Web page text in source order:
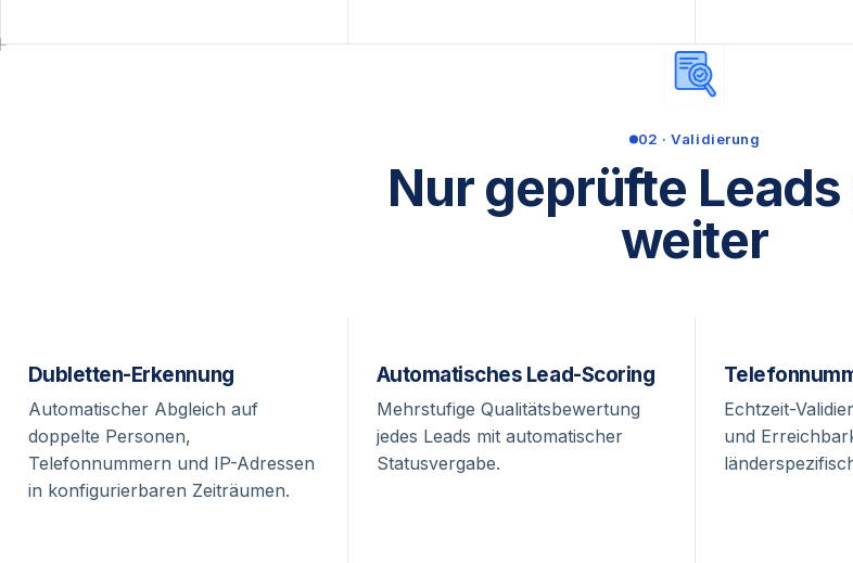
02 · Validierung
Nur geprüfte
weiter
Dubletten-Erkennung
Automatischer Abgleich auf
doppelte Personen,
Telefonnummern und IP-Adressen
in konfigurierbaren Zeiträumen.
Automatisches Lead-Scoring
Mehrstufige Qualitätsbewertung
jedes Leads mit automatischer
Statusvergabe.
Echtzeit-
und